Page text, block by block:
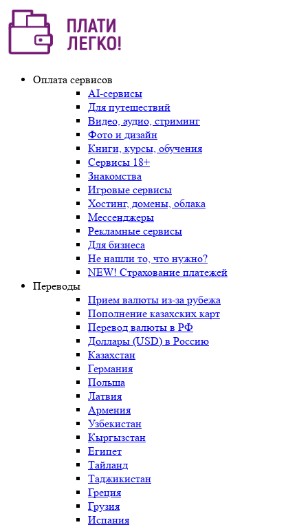
Оплата сервисов
AI-сервисы
Для путешествий
Видео, аудио, стриминг
Фото и дизайн
Книги, курсы, обучения
Сервисы 18+
Знакомства
Игровые сервисы
Хостинг, домены, облака
Мессенджеры
Рекламные сервисы
Для бизнеса
Не нашли то, что нужно?
NEW! Страхование платежей
Переводы
Прием валюты из-за рубежа
Пополнение казахских карт
Перевод валюты в РФ
Доллары (USD) в Россию
Казахстан
Германия
Польша
Латвия
Армения
Узбекистан
Кыргызстан
Египет
Тайланд
Таджикистан
Греция
Грузия
Испания